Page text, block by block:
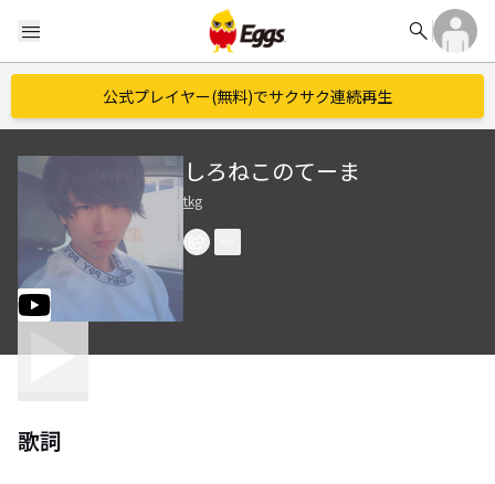
menu search
公式プレイヤー(無料)でサクサク連続再生
しろねこのてーま
tkg
歌詞